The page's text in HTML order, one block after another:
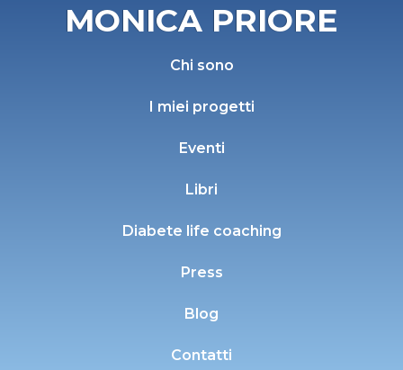
MONICA PRIORE
Chi sono
I miei progetti
Eventi
Libri
Diabete life coaching
Press
Blog
Contatti